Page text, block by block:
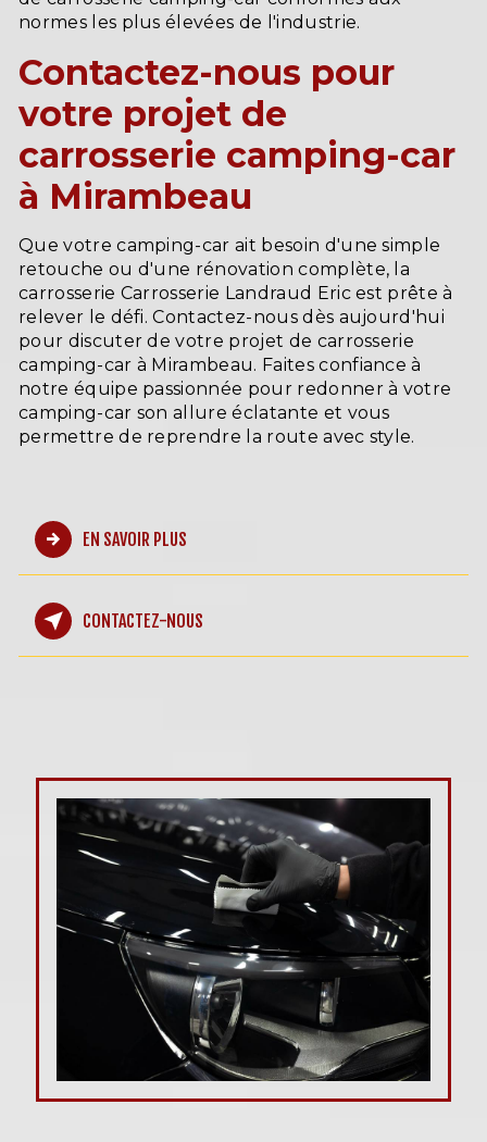
normes les plus élevées de l'industrie.
Contactez-nous pour
votre projet de
carrosserie camping-car
à Mirambeau
Que votre camping-car ait besoin d'une simple
retouche ou d'une rénovation complète, la
carrosserie Carrosserie Landraud Eric est prête à
relever le défi. Contactez-nous dès aujourd'hui
pour discuter de votre projet de carrosserie
camping-car à Mirambeau. Faites confiance à
notre équipe passionnée pour redonner à votre
camping-car son allure éclatante et vous
permettre de reprendre la route avec style.
EN SAVOIR PLUS
CONTACTEZ-NOUS